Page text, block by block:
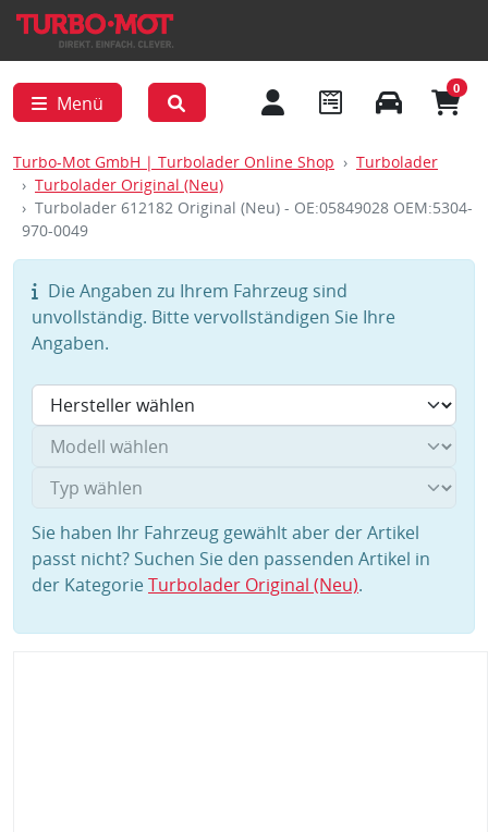
Menü
0
Turbo-Mot GmbH | Turbolader Online Shop
Turbolader
Turbolader Original (Neu)
Turbolader 612182 Original (Neu) - OE:05849028 OEM:5304-
970-0049
Die Angaben zu Ihrem Fahrzeug sind
unvollständig. Bitte vervollständigen Sie Ihre
Angaben.
Sie haben Ihr Fahrzeug gewählt aber der Artikel
passt nicht? Suchen Sie den passenden Artikel in
der KategorieTurbolader Original (Neu).